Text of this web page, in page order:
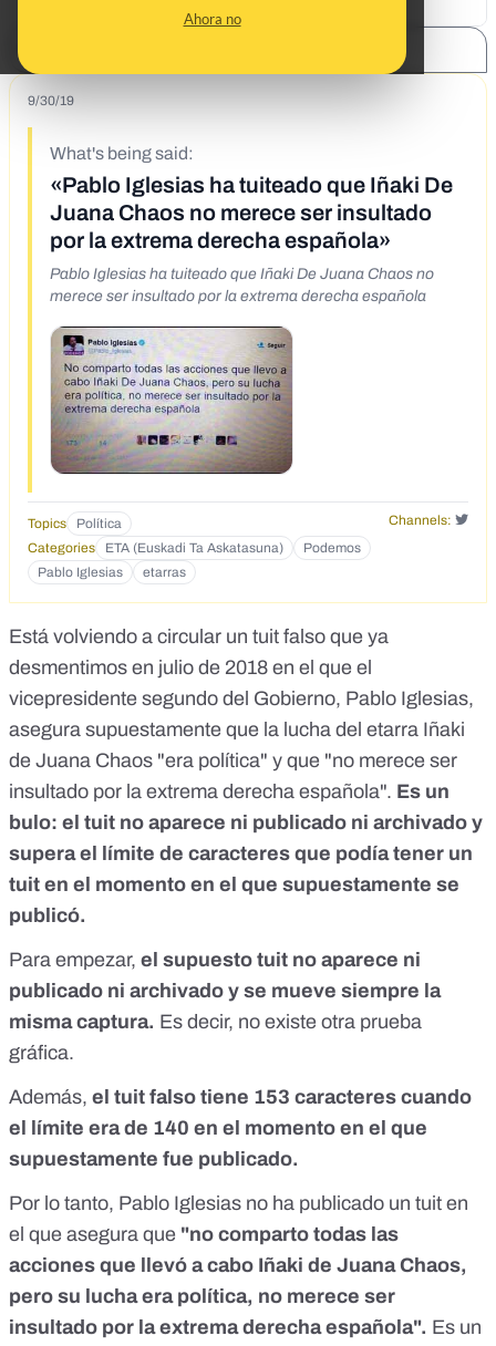
Ahora no
9/30/19
What's being said:
«Pablo Iglesias ha tuiteado que Iñaki De
Juana Chaos no merece ser insultado
por la extrema derecha española»
Pablo Iglesias ha tuiteado que Iñaki De Juana Chaos no
merece ser insultado por la extrema derecha española
Topics Política
Channels:
Categories
ETA (Euskadi Ta Askatasuna)
Podemos
Pablo Iglesias
etarras
Está volviendo a circular un tuit falso que ya
desmentimos en julio de 2018 en el que el
vicepresidente segundo del Gobierno, Pablo Iglesias,
asegura supuestamente que la lucha del etarra Iñaki
de Juana Chaos "era política" y que "no merece ser
insultado por la extrema derecha española". Es un
bulo: el tuit no aparece ni publicado ni archivado y
supera el límite de caracteres que podía tener un
tuit en el momento en el que supuestamente se
publicó.
Para empezar, el supuesto tuit no aparece ni
publicado ni archivado y se mueve siempre la
misma captura. Es decir, no existe otra prueba
gráfica.
Además, el tuit falso tiene 153 caracteres cuando
el límite era de 140 en el momento en el que
supuestamente fue publicado.
Por lo tanto, Pablo Iglesias no ha publicado un tuit en
el que asegura que "no comparto todas las
acciones que llevó a cabo Iñaki de Juana Chaos,
pero su lucha era política, no merece ser
insultado por la extrema derecha española". Es un